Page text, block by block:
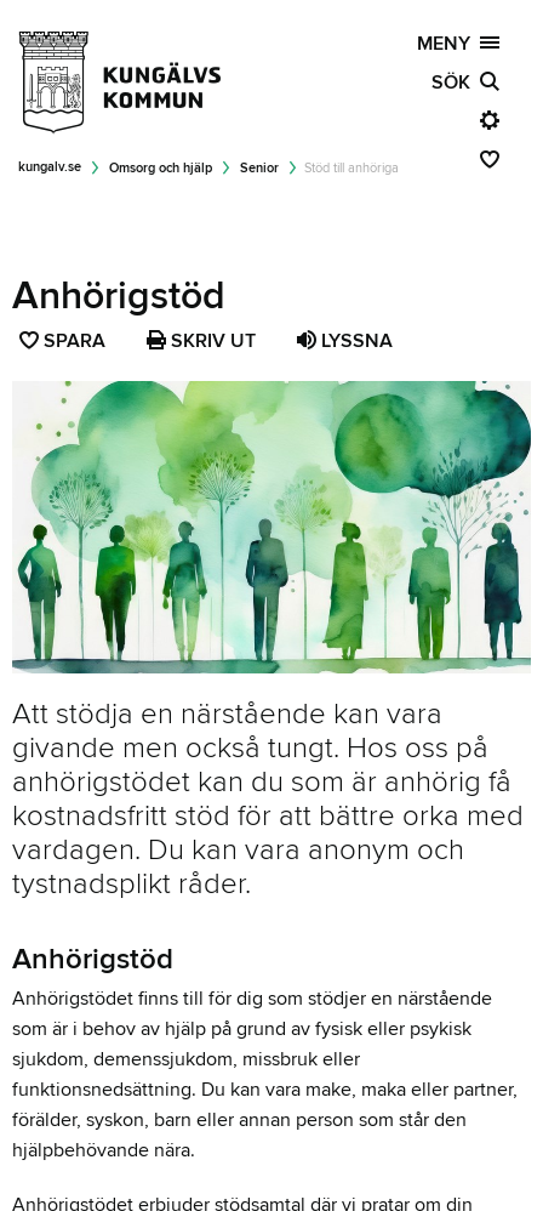
MENY
SÖK
kungalv.se Omsorg och hjälp Senior Stöd till anhöriga
Anhörigstöd
SPARA SPARA
SOM
FAVORIT
SKRIV UT LYSSNA
Att stödja en närstående kan vara
givande men också tungt. Hos oss på
anhörigstödet kan du som är anhörig få
kostnadsfritt stöd för att bättre orka med
vardagen. Du kan vara anonym och
tystnadsplikt råder.
Anhörigstöd
Anhörigstödet finns till för dig som stödjer en närstående
som är i behov av hjälp på grund av fysisk eller psykisk
sjukdom, demenssjukdom, missbruk eller
funktionsnedsättning. Du kan vara make, maka eller partner,
förälder, syskon, barn eller annan person som står den
hjälpbehövande nära.
Anhörigstödet erbjuder stödsamtal där vi pratar om din